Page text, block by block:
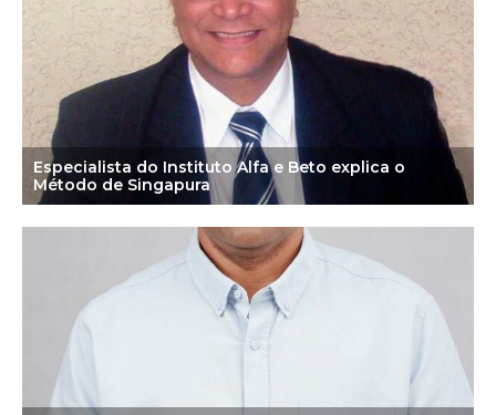
Especialista do Instituto Alfa e Beto explica o
Método de Singapura